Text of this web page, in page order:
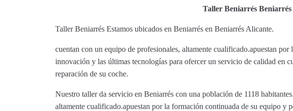
Taller Beniarrés Beniarrés
Taller Beniarrés Estamos ubicados en Beniarrés en Beniarrés Alicante.
cuentan con un equipo de profesionales, altamente cualificado.apuestan
innovación y las últimas tecnologías para ofercer un servicio de calidad en
reparación de su coche.
Nuestro taller da servicio en Beniarrés con una población de 1118
altamente cualificado.apuestan por la formación continuada de su equipo y